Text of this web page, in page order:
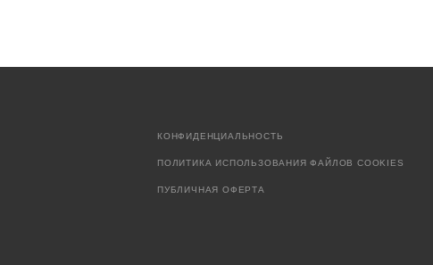
КОНФИДЕНЦИАЛЬНОСТЬ
ПОЛИТИКА ИСПОЛЬЗОВАНИЯ ФАЙЛОВ COOKIES
ПУБЛИЧНАЯ ОФЕРТА